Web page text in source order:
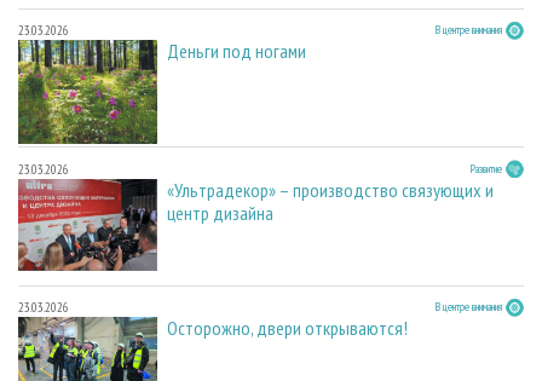
23.03.2026 В центре внимания
Деньги под ногами
23.03.2026 Развитие
«Ультрадекор» – производство связующих и
центр дизайна
23.03.2026 В центре внимания
Осторожно, двери открываются!